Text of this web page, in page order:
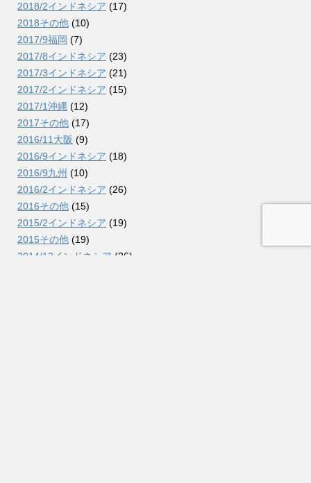
2018/2インドネシア (17)
2018その他 (10)
2017/9福岡 (7)
2017/8インドネシア (23)
2017/3インドネシア (21)
2017/2インドネシア (15)
2017/1沖縄 (12)
2017その他 (17)
2016/11大阪 (9)
2016/9インドネシア (18)
2016/9九州 (10)
2016/2インドネシア (26)
2016その他 (15)
2015/2インドネシア (19)
2015その他 (19)
2014/12インドネシア (26)